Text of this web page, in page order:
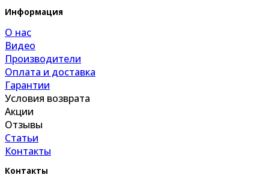
Информация
О нас
Видео
Производители
Оплата и доставка
Гарантии
Условия возврата
Акции
Отзывы
Статьи
Контакты
Контакты